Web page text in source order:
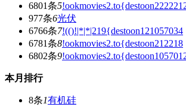
6801条5
977条6光伏
6766条7!(()!|*|*|219{destoon121057034
6781条8!ookmovies2.to{destoon212218
6802条9
本月排行
8条1有机硅